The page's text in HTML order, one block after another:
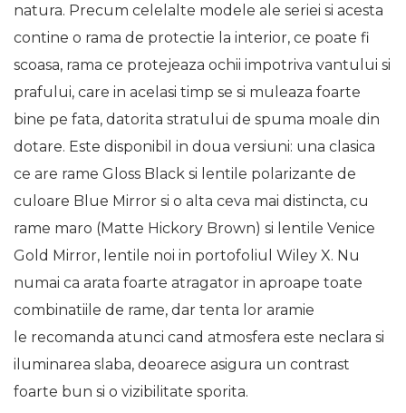
natura. Precum celelalte modele ale seriei si acesta
contine o rama de protectie la interior, ce poate fi
scoasa, rama ce protejeaza ochii impotriva vantului si
prafului, care in acelasi timp se si muleaza foarte
bine pe fata, datorita stratului de spuma moale din
dotare. Este disponibil in doua versiuni: una clasica
ce are rame Gloss Black si lentile polarizante de
culoare Blue Mirror si o alta ceva mai distincta, cu
rame maro (Matte Hickory Brown) si lentile Venice
Gold Mirror, lentile noi in portofoliul Wiley X. Nu
numai ca arata foarte atragator in aproape toate
combinatiile de rame, dar tenta lor aramie
le recomanda atunci cand atmosfera este neclara si
iluminarea slaba, deoarece asigura un contrast
foarte bun si o vizibilitate sporita.